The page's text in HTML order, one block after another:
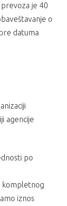
je 40
o
datuma
agencije
po
kompletnog
iznos